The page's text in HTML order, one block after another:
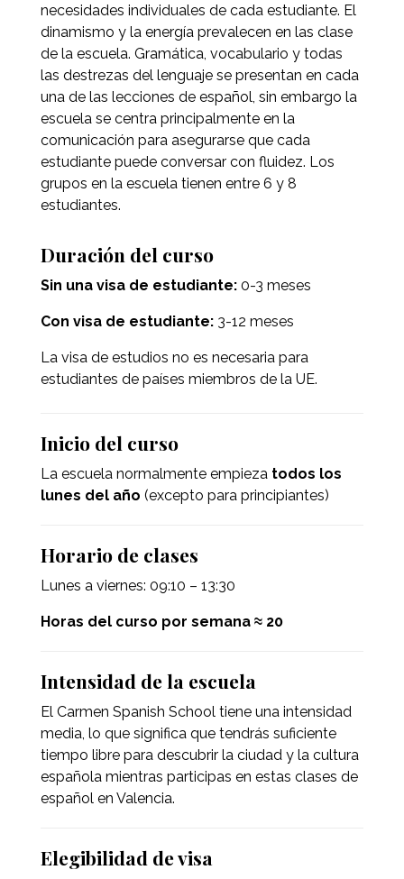
necesidades individuales de cada estudiante. El
dinamismo y la energía prevalecen en las clase
de la escuela. Gramática, vocabulario y todas
las destrezas del lenguaje se presentan en cada
una de las lecciones de español, sin embargo la
escuela se centra principalmente en la
comunicación para asegurarse que cada
estudiante puede conversar con fluidez. Los
grupos en la escuela tienen entre 6 y 8
estudiantes.
Duración del curso
Sin una visa de estudiante:0-3 meses
Con visa de estudiante:3-12 meses
La visa de estudios no es necesaria para
estudiantes de países miembros de la UE.
Inicio del curso
La escuela normalmente empiezatodos los
lunes del año (excepto para principiantes)
Horario de clases
Lunes a viernes: 09:10 – 13:30
Horas del curso por semana ≈ 20
Intensidad de la escuela
El Carmen Spanish School tiene una intensidad
media, lo que significa que tendrás suficiente
tiempo libre para descubrir la ciudad y la cultura
española mientras participas en estas clases de
español en Valencia.
Elegibilidad de visa